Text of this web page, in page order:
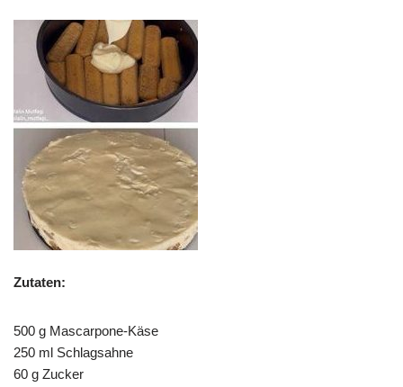
Zutaten:
500 g Mascarpone-Käse
250 ml Schlagsahne
60 g Zucker